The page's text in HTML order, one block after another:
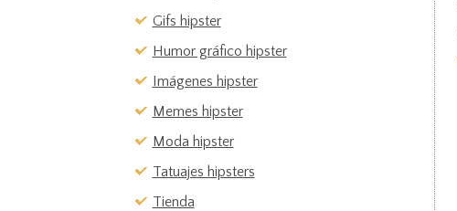
Gifs hipster
Humor gráfico hipster
Imágenes hipster
Memes hipster
Moda hipster
Tatuajes hipsters
Tienda